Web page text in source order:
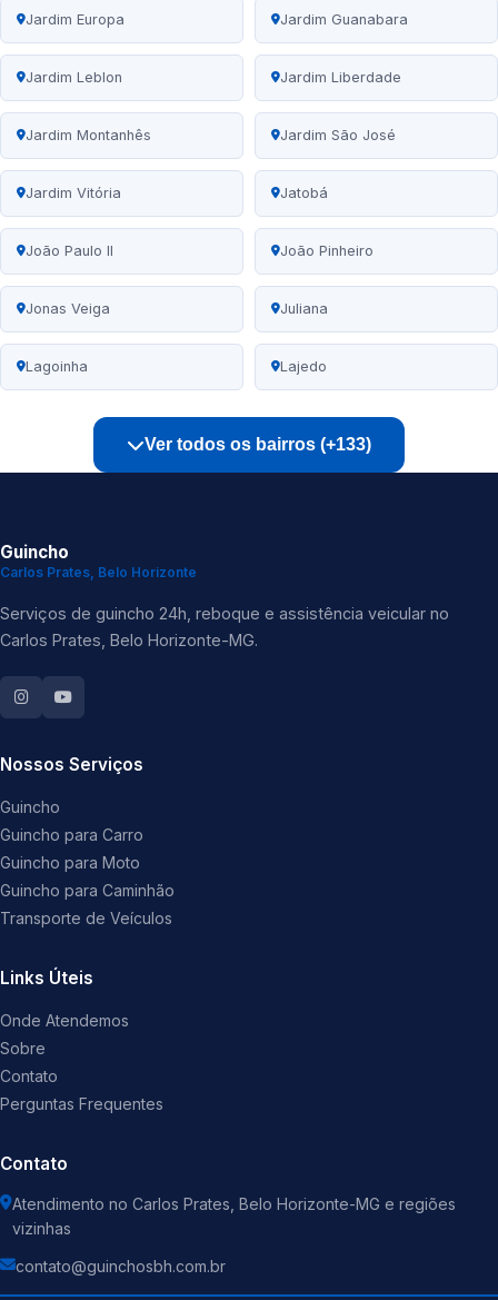
Jardim Europa Jardim Guanabara
Jardim Leblon Jardim Liberdade
Jardim Montanhês Jardim São José
Jardim Vitória Jatobá
João Paulo II João Pinheiro
Jonas Veiga Juliana
Lagoinha Lajedo
Ver todos os bairros (+133)
Guincho
Carlos Prates, Belo Horizonte
Serviços de guincho 24h, reboque e assistência veicular no
Carlos Prates, Belo Horizonte-MG.
Nossos Serviços
Guincho
Guincho para Carro
Guincho para Moto
Guincho para Caminhão
Transporte de Veículos
Links Úteis
Onde Atendemos
Sobre
Contato
Perguntas Frequentes
Contato
Atendimento no Carlos Prates, Belo Horizonte-MG e regiões
vizinhas
contato@guinchosbh.com.br